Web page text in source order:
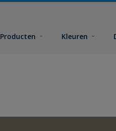
Producten Kleuren